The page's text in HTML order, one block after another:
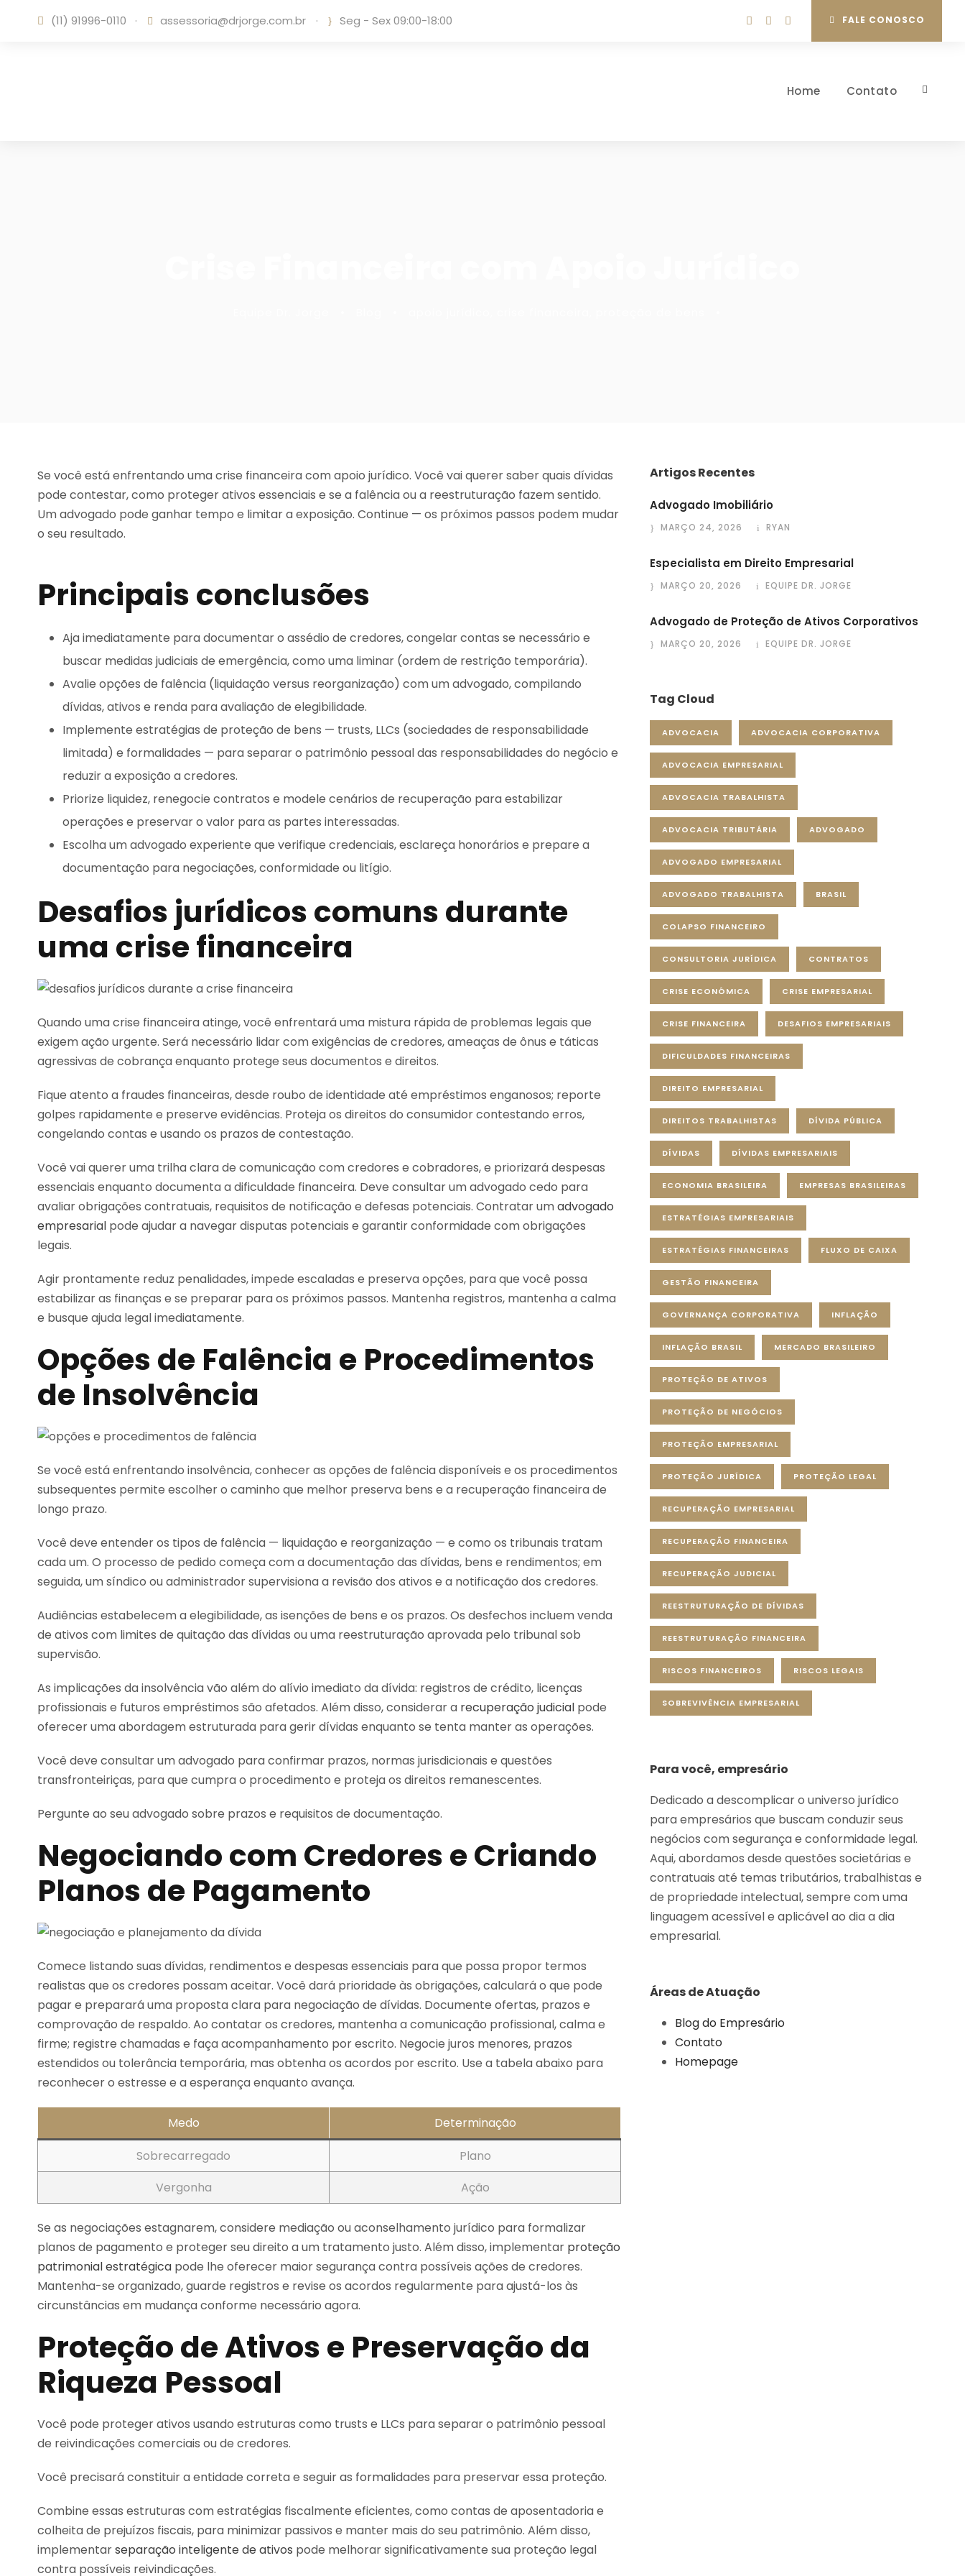
(11) 91996-0110 · assessoria@drjorge.com.br · Seg - Sex 09:00-18:00 FALE CONOSCO
Home Contato
Se você está enfrentando uma crise financeira com apoio jurídico. Você vai querer saber quais dívidas
pode contestar, como proteger ativos essenciais e se a falência ou a reestruturação fazem sentido.
Um advogado pode ganhar tempo e limitar a exposição. Continue — os próximos passos podem mudar
o seu resultado.
Principais conclusões
Aja imediatamente para documentar o assédio de credores, congelar contas se necessário e
buscar medidas judiciais de emergência, como uma liminar (ordem de restrição temporária).
Avalie opções de falência (liquidação versus reorganização) com um advogado, compilando
dívidas, ativos e renda para avaliação de elegibilidade.
Implemente estratégias de proteção de bens — trusts, LLCs (sociedades de responsabilidade
limitada) e formalidades — para separar o patrimônio pessoal das responsabilidades do negócio e
reduzir a exposição a credores.
Priorize liquidez, renegocie contratos e modele cenários de recuperação para estabilizar
operações e preservar o valor para as partes interessadas.
Escolha um advogado experiente que verifique credenciais, esclareça honorários e prepare a
documentação para negociações, conformidade ou litígio.
Desafios jurídicos comuns durante
uma crise financeira
Quando uma crise financeira atinge, você enfrentará uma mistura rápida de problemas legais que
exigem ação urgente. Será necessário lidar com exigências de credores, ameaças de ônus e táticas
agressivas de cobrança enquanto protege seus documentos e direitos.
Fique atento a fraudes financeiras, desde roubo de identidade até empréstimos enganosos; reporte
golpes rapidamente e preserve evidências. Proteja os direitos do consumidor contestando erros,
congelando contas e usando os prazos de contestação.
Você vai querer uma trilha clara de comunicação com credores e cobradores, e priorizará despesas
essenciais enquanto documenta a dificuldade financeira. Deve consultar um advogado cedo para
avaliar obrigações contratuais, requisitos de notificação e defesas potenciais. Contratar umadvogado
empresarial pode ajudar a navegar disputas potenciais e garantir conformidade com obrigações
legais.
Agir prontamente reduz penalidades, impede escaladas e preserva opções, para que você possa
estabilizar as finanças e se preparar para os próximos passos. Mantenha registros, mantenha a calma
e busque ajuda legal imediatamente.
Opções de Falência e Procedimentos
de Insolvência
Se você está enfrentando insolvência, conhecer as opções de falência disponíveis e os procedimentos
subsequentes permite escolher o caminho que melhor preserva bens e a recuperação financeira de
longo prazo.
Você deve entender os tipos de falência — liquidação e reorganização — e como os tribunais tratam
cada um. O processo de pedido começa com a documentação das dívidas, bens e rendimentos; em
seguida, um síndico ou administrador supervisiona a revisão dos ativos e a notificação dos credores.
Audiências estabelecem a elegibilidade, as isenções de bens e os prazos. Os desfechos incluem venda
de ativos com limites de quitação das dívidas ou uma reestruturação aprovada pelo tribunal sob
supervisão.
As implicações da insolvência vão além do alívio imediato da dívida: registros de crédito, licenças
profissionais e futuros empréstimos são afetados. Além disso, considerar a recuperação judicial pode
oferecer uma abordagem estruturada para gerir dívidas enquanto se tenta manter as operações.
Você deve consultar um advogado para confirmar prazos, normas jurisdicionais e questões
transfronteiriças, para que cumpra o procedimento e proteja os direitos remanescentes.
Pergunte ao seu advogado sobre prazos e requisitos de documentação.
Negociando com Credores e Criando
Planos de Pagamento
Comece listando suas dívidas, rendimentos e despesas essenciais para que possa propor termos
realistas que os credores possam aceitar. Você dará prioridade às obrigações, calculará o que pode
pagar e preparará uma proposta clara para negociação de dívidas. Documente ofertas, prazos e
comprovação de respaldo. Ao contatar os credores, mantenha a comunicação profissional, calma e
firme; registre chamadas e faça acompanhamento por escrito. Negocie juros menores, prazos
estendidos ou tolerância temporária, mas obtenha os acordos por escrito. Use a tabela abaixo para
reconhecer o estresse e a esperança enquanto avança.
Medo
Determinação
Sobrecarregado
Plano
Vergonha
Ação
Se as negociações estagnarem, considere mediação ou aconselhamento jurídico para formalizar
planos de pagamento e proteger seu direito a um tratamento justo. Além disso, implementar proteção
patrimonial estratégica pode lhe oferecer maior segurança contra possíveis ações de credores.
Mantenha-se organizado, guarde registros e revise os acordos regularmente para ajustá-los às
circunstâncias em mudança conforme necessário agora.
Proteção de Ativos e Preservação da
Riqueza Pessoal
Você pode proteger ativos usando estruturas como trusts e LLCs para separar o patrimônio pessoal
de reivindicações comerciais ou de credores.
Você precisará constituir a entidade correta e seguir as formalidades para preservar essa proteção.
Combine essas estruturas com estratégias fiscalmente eficientes, como contas de aposentadoria e
colheita de prejuízos fiscais, para minimizar passivos e manter mais do seu patrimônio. Além disso,
implementarseparação inteligente de ativos pode melhorar significativamente sua proteção legal
contra possíveis reivindicações.
Artigos Recentes
Advogado Imobiliário
MARÇO 24, 2026 RYAN
Especialista em Direito Empresarial
MARÇO 20, 2026 EQUIPE DR. JORGE
Advogado de Proteção de Ativos Corporativos
MARÇO 20, 2026 EQUIPE DR. JORGE
Tag Cloud
ADVOCACIA ADVOCACIA CORPORATIVA
ADVOCACIA EMPRESARIAL
ADVOCACIA TRABALHISTA
ADVOCACIA TRIBUTÁRIA ADVOGADO
ADVOGADO EMPRESARIAL
ADVOGADO TRABALHISTA BRASIL
COLAPSO FINANCEIRO
CONSULTORIA JURÍDICA CONTRATOS
CRISE ECONÔMICA CRISE EMPRESARIAL
CRISE FINANCEIRA DESAFIOS EMPRESARIAIS
DIFICULDADES FINANCEIRAS
DIREITO EMPRESARIAL
DIREITOS TRABALHISTAS DÍVIDA PÚBLICA
DÍVIDAS DÍVIDAS EMPRESARIAIS
ECONOMIA BRASILEIRA EMPRESAS BRASILEIRAS
ESTRATÉGIAS EMPRESARIAIS
ESTRATÉGIAS FINANCEIRAS FLUXO DE CAIXA
GESTÃO FINANCEIRA
GOVERNANÇA CORPORATIVA INFLAÇÃO
INFLAÇÃO BRASIL MERCADO BRASILEIRO
PROTEÇÃO DE ATIVOS
PROTEÇÃO DE NEGÓCIOS
PROTEÇÃO EMPRESARIAL
PROTEÇÃO JURÍDICA PROTEÇÃO LEGAL
RECUPERAÇÃO EMPRESARIAL
RECUPERAÇÃO FINANCEIRA
RECUPERAÇÃO JUDICIAL
REESTRUTURAÇÃO DE DÍVIDAS
REESTRUTURAÇÃO FINANCEIRA
RISCOS FINANCEIROS RISCOS LEGAIS
SOBREVIVÊNCIA EMPRESARIAL
Para você, empresário
Dedicado a descomplicar o universo jurídico
para empresários que buscam conduzir seus
negócios com segurança e conformidade legal.
Aqui, abordamos desde questões societárias e
contratuais até temas tributários, trabalhistas e
de propriedade intelectual, sempre com uma
linguagem acessível e aplicável ao dia a dia
empresarial.
Áreas de Atuação
Blog do Empresário
Contato
Homepage